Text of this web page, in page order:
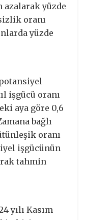
azalarak yüzde
oranı
yüzde
işgücü oranı
aya göre 0,6
bağlı
oranı
işgücünün
tahmin
yılı Kasım